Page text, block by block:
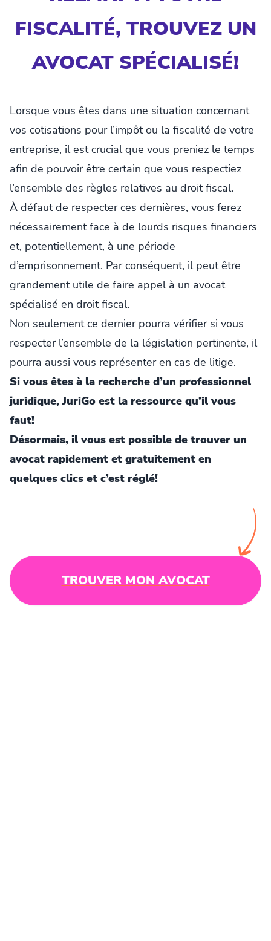
FISCALITÉ, TROUVEZ UN
AVOCAT SPÉCIALISÉ!
Lorsque vous êtes dans une situation concernant
vos cotisations pour l’impôt ou la fiscalité de votre
entreprise, il est crucial que vous preniez le temps
afin de pouvoir être certain que vous respectiez
l’ensemble des règles relatives au droit fiscal.
À défaut de respecter ces dernières, vous ferez
nécessairement face à de lourds risques financiers
et, potentiellement, à une période
d’emprisonnement. Par conséquent, il peut être
grandement utile de faire appel à un avocat
spécialisé en droit fiscal.
Non seulement ce dernier pourra vérifier si vous
respecter l’ensemble de la législation pertinente, il
pourra aussi vous représenter en cas de litige.
Si vous êtes à la recherche d’un professionnel
juridique, JuriGo est la ressource qu’il vous
faut!
Désormais, il vous est possible de trouver un
avocat rapidement et gratuitement en
quelques clics et c’est réglé!
TROUVER MON AVOCAT